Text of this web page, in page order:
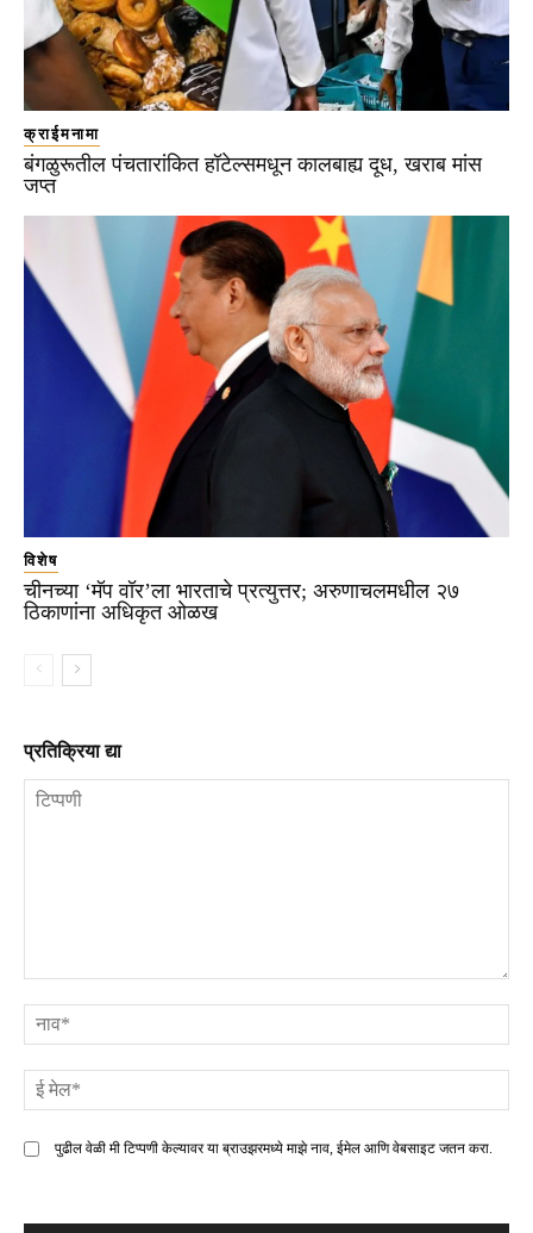
क्राईमनामा
बंगळुरूतील पंचतारांकित हॉटेल्समधून कालबाह्य दूध, खराब मांस
जप्त
विशेष
चीनच्या ‘मॅप वॉर’ला भारताचे प्रत्युत्तर; अरुणाचलमधील २७
ठिकाणांना अधिकृत ओळख
प्रतिक्रिया द्या
पुढील वेळी मी टिप्पणी केल्यावर या ब्राउझरमध्ये माझे नाव, ईमेल आणि वेबसाइट जतन करा.